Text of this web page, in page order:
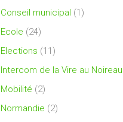
Conseil municipal (1)
Ecole (24)
Elections (11)
Intercom de la Vire au Noireau
Mobilité (2)
Normandie (2)